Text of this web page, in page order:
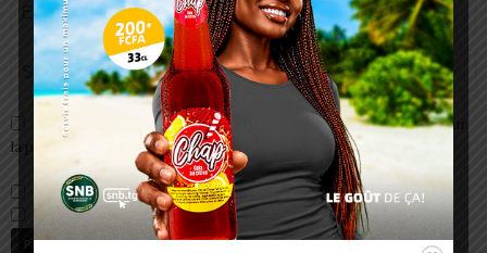
Enregistrer mon nom, email et site web dans ce navigateur pour
la prochaine fois que je commenterai.
Prévenez-moi de tous les nouveaux commentaires par e-mail.
Prévenez-moi de tous les nouveaux articles par e-mail.